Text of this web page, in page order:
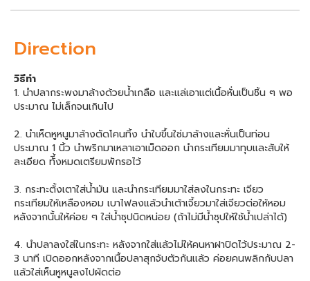
Direction
วิธีทำ
1. นำปลากระพงมาล้างด้วยน้ำเกลือ และแล่เอาแต่เนื้อหั่นเป็นชิ้น ๆ พอ
ประมาณ ไม่เล็กจนเกินไป
2. นำเห็ดหูหนูมาล้างตัดโคนทิ้ง นำใบขึ้นใช่มาล้างและหั่นเป็นท่อน
ประมาณ 1 นิ้ว นำพริกมาเหลาเอาเม็ดออก นำกระเทียมมาทุบและสับให้
ละเอียด ทัี้งหมดเตรียมพักรอไว้
3. กระทะตั้งเตาใส่น้ำมัน และนำกระเทียมมาใส่ลงในกระทะ เจียว
กระเทียมให้เหลืองหอม เบาไฟลงแล้วนำเต้าเจี้ยวมาใส่เจียวต่อให้หอม
หลังจากนั้นให้ค่อย ๆ ใส่น้ำซุปนิดหน่อย (ถ้าไม่มีน้ำซุปให้ใช้น้ำเปล่าได้)
4. นำปลาลงใส่ในกระทะ หลังจากใส่แล้วไม่ให้คนหาฝาปิดไว้ประมาณ 2-
3 นาที เปิดออกหลังจากเนื้อปลาสุกจับตัวกันแล้ว ค่อยคนพลิกกับปลา
แล้วใส่เห็นหูหนูลงไปผัดต่อ